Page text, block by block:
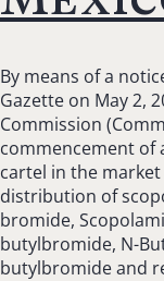
By means of a
Gazette on May 2,
Commission
commencement of
cartel in the
distribution of
bromide,
butylbromide, N-
butylbromide and